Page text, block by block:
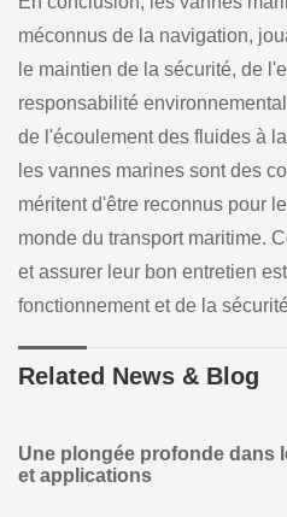
méconnus de la navigation,
le maintien de la sécurité, de
responsabilité
de l'écoulement des fluides à
les vannes marines sont des
méritent d'être reconnus pour
monde du transport maritime.
et assurer leur bon entretien
fonctionnement et de la
Related News & Blog
Une plongée profonde dans
et applications